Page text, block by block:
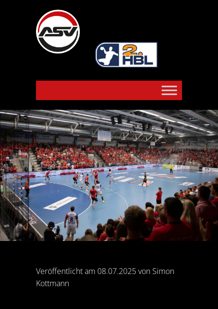
Veröffentlicht am 08.07.2025 von Simon
Kottmann